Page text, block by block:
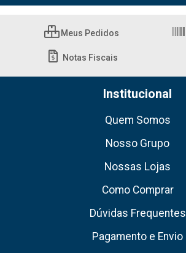
Meus Pedidos
Notas Fiscais
Institucional
Quem Somos
Nosso Grupo
Nossas Lojas
Como Comprar
Dúvidas Frequentes
Pagamento e Envio